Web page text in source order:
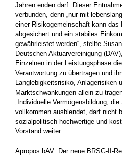
Jahren enden darf. Dieser
verbunden, denn „nur mit
einer Risikogemeinschaft kann das
abgesichert und ein stabiles
gewährleistet werden“, stellte
Deutschen Aktuarvereinigung
Einzelnen in der Leistungsphase
Verantwortung zu übertragen und
Langlebigkeitsrisiko, Anlagerisiken
Marktschwankungen allein zu
„Individuelle Vermögensbildung,
vollkommen ausblendet, darf nicht
sozialpolitisch hochwertige und
Vorstand weiter.
Apropos bAV: Der neue BRSG-II-